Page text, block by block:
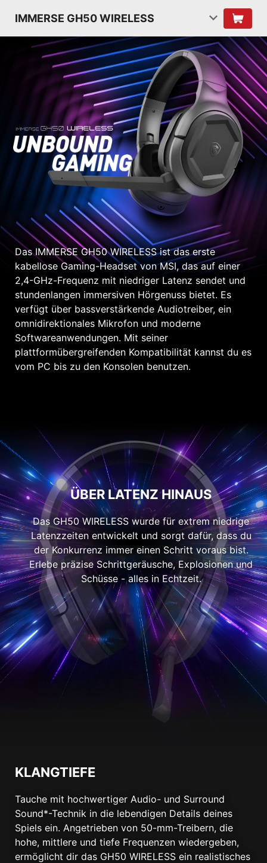
IMMERSE GH50 WIRELESS
Das IMMERSE GH50 WIRELESS ist das erste
kabellose Gaming-Headset von MSI, das auf einer
2,4-GHz-Frequenz mit niedriger Latenz sendet und
stundenlangen immersiven Hörgenuss bietet. Es
verfügt über bassverstärkende Audiotreiber, ein
omnidirektionales Mikrofon und moderne
Softwareanwendungen. Mit seiner
plattformübergreifenden Kompatibilität kannst du es
vom PC bis zu den Konsolen benutzen.
ÜBER LATENZ HINAUS
Das GH50 WIRELESS wurde für extrem niedrige
Latenzzeiten entwickelt und sorgt dafür, dass du
der Konkurrenz immer einen Schritt voraus bist.
Erlebe präzise Schrittgeräusche, Explosionen und
Schüsse - alles in Echtzeit.
KLANGTIEFE
Tauche mit hochwertiger Audio- und Surround
Sound*-Technik in die lebendigen Details deines
Spiels ein. Angetrieben von 50-mm-Treibern, die
hohe, mittlere und tiefe Frequenzen wiedergeben,
ermöglicht dir das GH50 WIRELESS ein realistisches